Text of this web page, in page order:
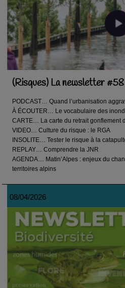
(Risques) La newsletter #58
PODCAST… Quand l’urbanisation
À ÉCOUTER… Le vocabulaire des
CARTE… La carte du retrait gonflement
VIDEO… Culture du risque : le RGA
INSOLITE… Tester le risque à la
REPLAY… Comprendre la JNR
AGENDA… Matin’Alpes : enjeux du
territoires alpins
08/04/2026